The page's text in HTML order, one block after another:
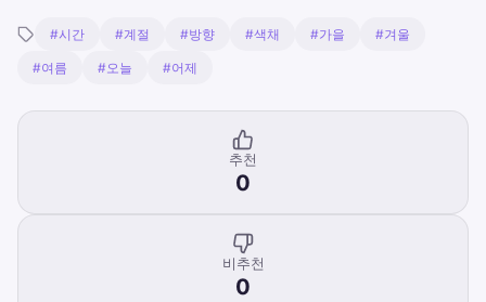
#시간 #계절 #방향 #색채 #가을 #겨울
#여름 #오늘 #어제
추천
0
비추천
0